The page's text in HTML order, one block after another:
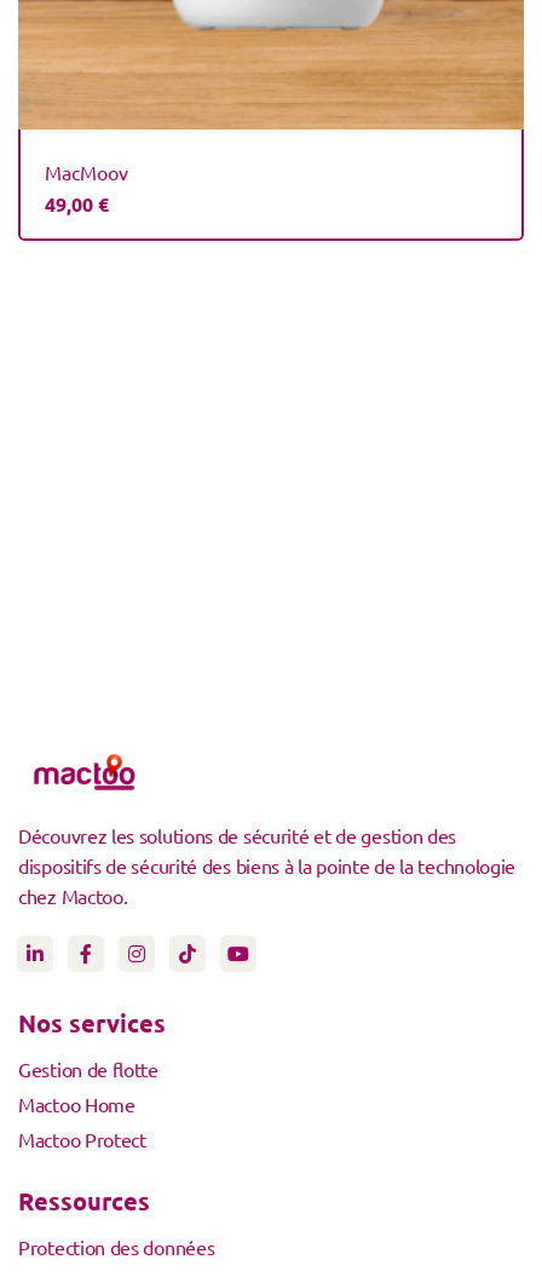
MacMoov
49,00€
Découvrez les solutions de sécurité et de gestion des
dispositifs de sécurité des biens à la pointe de la technologie
chez Mactoo.
Nos services
Gestion de flotte
Mactoo Home
Mactoo Protect
Ressources
Protection des données